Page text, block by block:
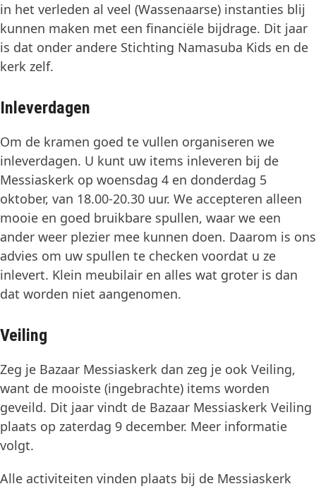
in het verleden al veel (Wassenaarse) instanties blij
kunnen maken met een financiële bijdrage. Dit jaar
is dat onder andere Stichting Namasuba Kids en de
kerk zelf.
Inleverdagen
Om de kramen goed te vullen organiseren we
inleverdagen. U kunt uw items inleveren bij de
Messiaskerk op woensdag 4 en donderdag 5
oktober, van 18.00-20.30 uur. We accepteren alleen
mooie en goed bruikbare spullen, waar we een
ander weer plezier mee kunnen doen. Daarom is ons
advies om uw spullen te checken voordat u ze
inlevert. Klein meubilair en alles wat groter is dan
dat worden niet aangenomen.
Veiling
Zeg je Bazaar Messiaskerk dan zeg je ook Veiling,
want de mooiste (ingebrachte) items worden
geveild. Dit jaar vindt de Bazaar Messiaskerk Veiling
plaats op zaterdag 9 december. Meer informatie
volgt.
Alle activiteiten vinden plaats bij de Messiaskerk